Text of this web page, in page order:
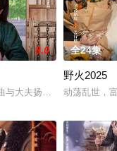
品线索调任西港市禁毒
8.0
与大夫扬陶在三周年纪念
全24集
野火2025
动荡乱世，